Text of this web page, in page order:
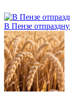
В Пензе